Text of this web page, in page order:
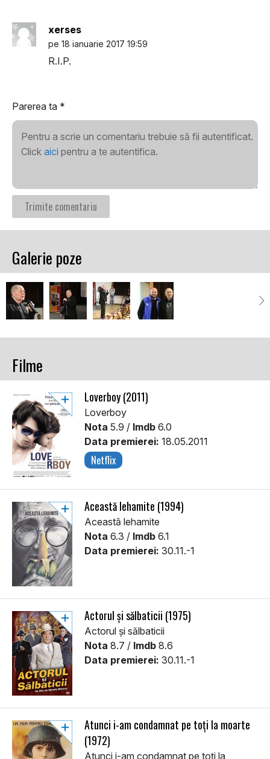
xerses
pe 18 ianuarie 2017 19:59
R.I.P.
Parerea ta *
Pentru a scrie un comentariu trebuie să fii autentificat.
Click aici pentru a te autentifica.
Galerie poze
Filme
Loverboy (2011)
Loverboy
Nota 5.9 / Imdb 6.0
Data premierei: 18.05.2011
Netflix
Această lehamite (1994)
Această lehamite
Nota 6.3 / Imdb 6.1
Data premierei: 30.11.-1
Actorul și sălbaticii (1975)
Actorul și sălbaticii
Nota 8.7 / Imdb 8.6
Data premierei: 30.11.-1
Atunci i-am condamnat pe toți la moarte
(1972)
Atunci i-am condamnat pe toți la